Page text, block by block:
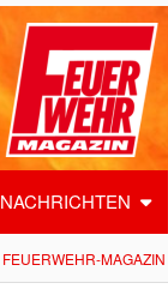
NACHRICHTEN
FEUERWEHR-MAGAZIN